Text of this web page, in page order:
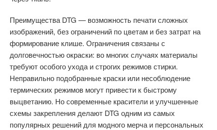
Преимущества DTG — возможность печати сложных
изображений, без ограничений по цветам и без затрат на
формирование клише. Ограничения связаны с
долговечностью окраски: во многих случаях материалы
требуют особого ухода и строгих режимов стирки.
Неправильно подобранные краски или несоблюдение
термических режимов могут привести к быстрому
выцветанию. Но современные красители и улучшенные
схемы закрепления делают DTG одним из самых
популярных решений для модного мерча и персональных